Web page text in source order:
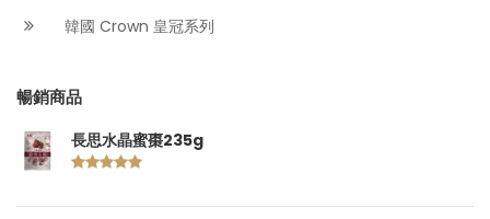
韓國 Crown 皇冠系列
暢銷商品
長思水晶蜜棗235g